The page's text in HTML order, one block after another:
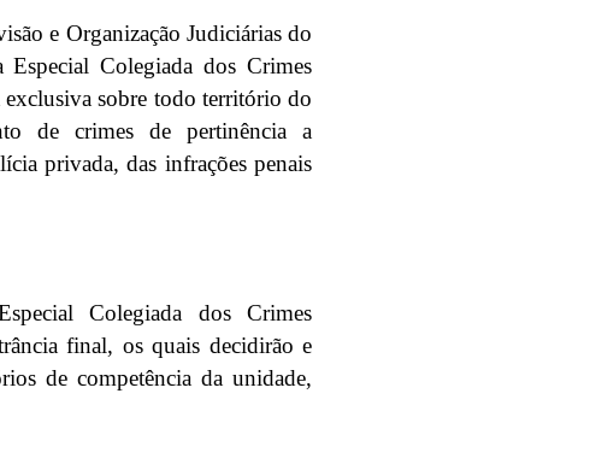
e Organização Judiciárias do
Colegiada dos Crimes
exclusiva sobre todo território do
de crimes de pertinência a
privada, das infrações penais
Colegiada dos Crimes
final, os quais decidirão e
de competência da unidade,